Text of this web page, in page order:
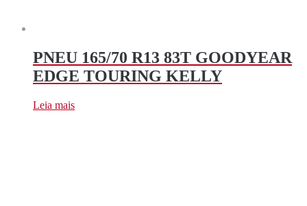
PNEU 165/70 R13 83T GOODYEAR
EDGE TOURING KELLY
Leia mais